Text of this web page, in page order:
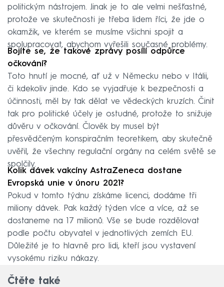
politickým nástrojem. Jinak je to ale velmi nešťastné,
protože ve skutečnosti je třeba lidem říci, že jde o
okamžik, ve kterém se musíme všichni spojit a
spolupracovat, abychom vyřešili současné problémy.
Bojíte se, že takové zprávy posílí odpůrce
očkování?
Toto hnutí je mocné, ať už v Německu nebo v Itálii,
či kdekoliv jinde. Kdo se vyjadřuje k bezpečnosti a
účinnosti, měl by tak dělat ve vědeckých kruzích. Činit
tak pro politické účely je ostudné, protože to snižuje
důvěru v očkování. Člověk by musel být
přesvědčeným konspiračním teoretikem, aby skutečně
uvěřil, že všechny regulační orgány na celém světě se
spolčily.
Kolik dávek vakcíny AstraZeneca dostane
Evropská unie v únoru 2021?
Pokud v tomto týdnu získáme licenci, dodáme tři
miliony dávek. Pak každý týden více a více, až se
dostaneme na 17 milionů. Vše se bude rozdělovat
podle počtu obyvatel v jednotlivých zemích EU.
Důležité je to hlavně pro lidi, kteří jsou vystavení
vysokému riziku nákazy.
Čtěte také